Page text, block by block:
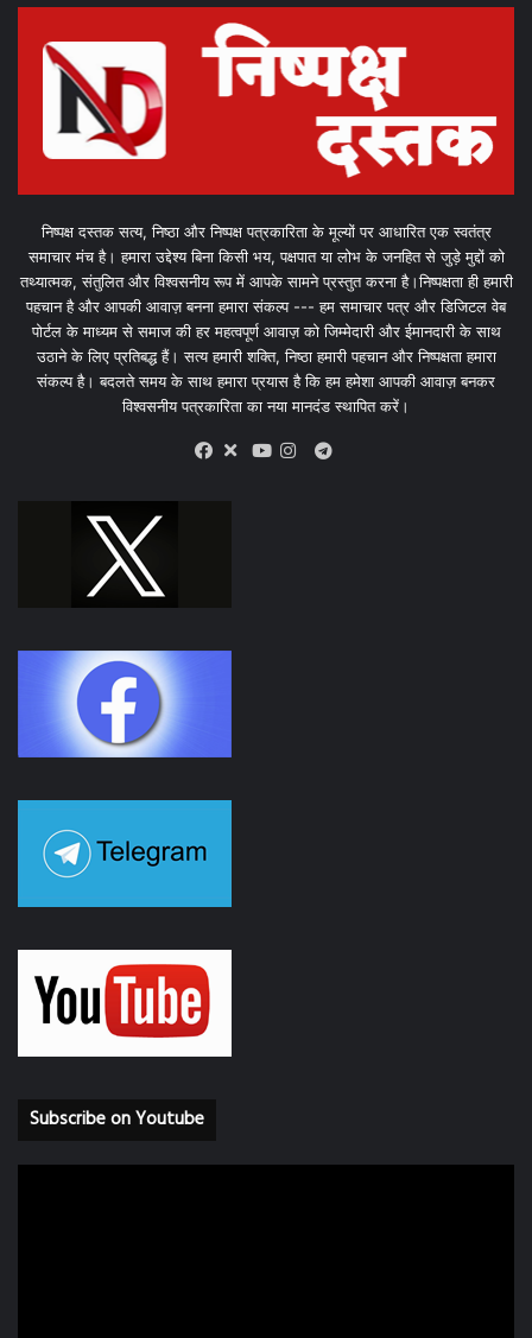
निष्पक्ष दस्तक सत्य, निष्ठा और निष्पक्ष पत्रकारिता के मूल्यों पर आधारित एक स्वतंत्र
समाचार मंच है। हमारा उद्देश्य बिना किसी भय, पक्षपात या लोभ के जनहित से जुड़े मुद्दों को
तथ्यात्मक, संतुलित और विश्वसनीय रूप में आपके सामने प्रस्तुत करना है।निष्पक्षता ही हमारी
पहचान है और आपकी आवाज़ बनना हमारा संकल्प --- हम समाचार पत्र और डिजिटल वेब
पोर्टल के माध्यम से समाज की हर महत्वपूर्ण आवाज़ को जिम्मेदारी और ईमानदारी के साथ
उठाने के लिए प्रतिबद्ध हैं। सत्य हमारी शक्ति, निष्ठा हमारी पहचान और निष्पक्षता हमारा
संकल्प है। बदलते समय के साथ हमारा प्रयास है कि हम हमेशा आपकी आवाज़ बनकर
विश्वसनीय पत्रकारिता का नया मानदंड स्थापित करें।
X
Telegram
Subscribe on Youtube